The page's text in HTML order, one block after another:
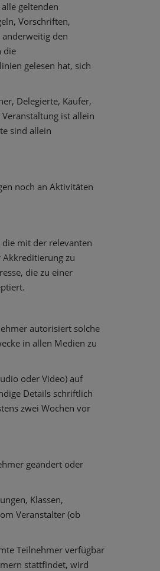
geltenden
Vorschriften,
den
die
gelesen hat, sich
Delegierte, Käufer,
ist allein
sind allein
noch an Aktivitäten
die mit der relevanten
zu
die zu einer
autorisiert solche
in allen Medien zu
oder Video) auf
Details schriftlich
zwei Wochen vor
geändert oder
Klassen,
Veranstalter (ob
Teilnehmer verfügbar
stattfindet, wird